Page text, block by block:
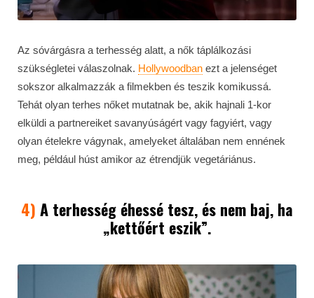
Az sóvárgásra a terhesség alatt, a nők táplálkozási
szükségletei válaszolnak. Hollywoodban ezt a jelenséget
sokszor alkalmazzák a filmekben és teszik komikussá.
Tehát olyan terhes nőket mutatnak be, akik hajnali 1-kor
elküldi a partnereiket savanyúságért vagy fagyiért, vagy
olyan ételekre vágynak, amelyeket általában nem ennének
meg, például húst amikor az étrendjük vegetáriánus.
4) A terhesség éhessé tesz, és nem baj, ha
„kettőért eszik”.